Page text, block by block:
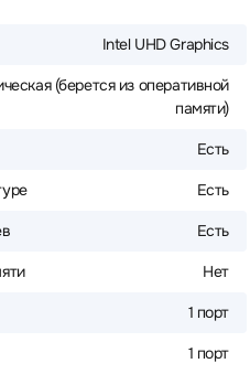
Intel UHD Graphics
(берется из оперативной
памяти)
Есть
Есть
Есть
Нет
1 порт
1 порт